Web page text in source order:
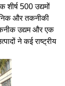
500 उद्यमों
और तकनीकी
उद्यम और एक
ने कई राष्ट्रीय